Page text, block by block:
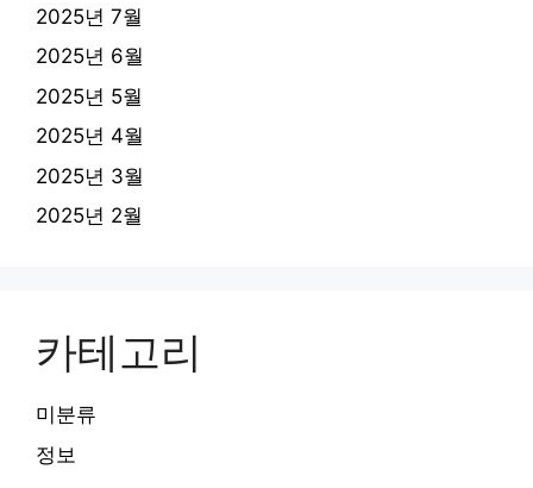
2025년 7월
2025년 6월
2025년 5월
2025년 4월
2025년 3월
2025년 2월
카테고리
미분류
정보